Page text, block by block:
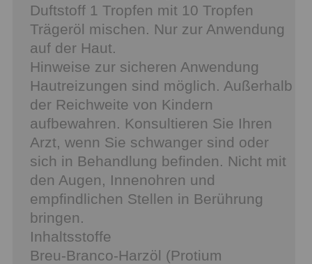
Duftstoff 1 Tropfen mit 10 Tropfen
Trägeröl mischen. Nur zur Anwendung
auf der Haut.
Hinweise zur sicheren Anwendung
Hautreizungen sind möglich. Außerhalb
der Reichweite von Kindern
aufbewahren. Konsultieren Sie Ihren
Arzt, wenn Sie schwanger sind oder
sich in Behandlung befinden. Nicht mit
den Augen, Innenohren und
empfindlichen Stellen in Berührung
bringen.
Inhaltsstoffe
Breu-Branco-Harzöl (Protium